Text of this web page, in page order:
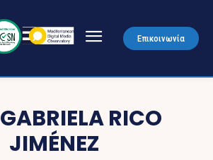
Επικοινωνία
GABRIELA RICO
JIMÉNEZ